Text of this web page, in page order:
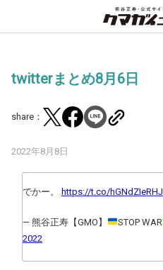
twitterまとめ8月6日
share：
2022年8月8日
でかー。 https://t.co/hGNdZIeRHJ
— 熊谷正寿【GMO】 STOP WAR
2022